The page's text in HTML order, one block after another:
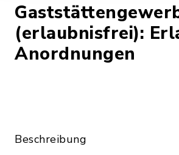
(erlaubnisfrei):
Anordnungen
Beschreibung